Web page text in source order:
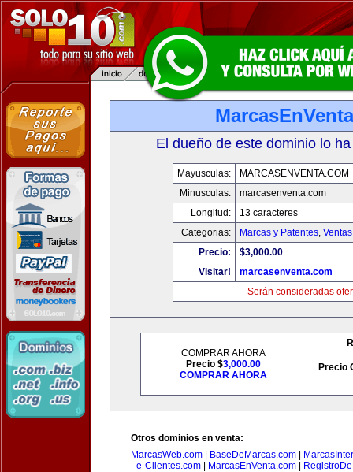
El dueño de este dominio lo
Mayusculas:
MARCASENVENTA.COM
Minusculas:
marcasenventa.com
Longitud:
13 caracteres
Categorias:
Marcas y Patentes,
Precio:
$3,000.00
Visitar!
marcasenventa.com
Serán consideradas
COMPRAR AHORA
Precio $3,000.00
COMPRAR AHORA
Precio
Otros dominios en venta:
MarcasWeb.com
BaseDeMarcas.com
e-Clientes.com| MarcasEnVenta.com|